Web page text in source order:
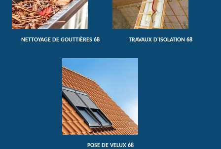
NETTOYAGE DE GOUTTIÈRES 68 TRAVAUX D'ISOLATION 68
POSE DE VELUX 68